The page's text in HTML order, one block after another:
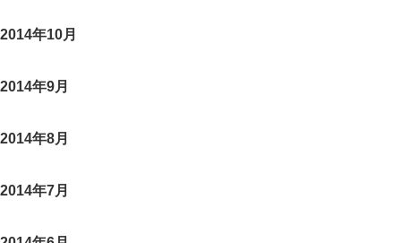
2014年10月
2014年9月
2014年8月
2014年7月